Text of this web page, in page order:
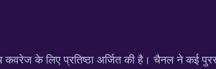
कवरेज के लिए प्रतिष्ठा अर्जित की है। चैनल ने कई